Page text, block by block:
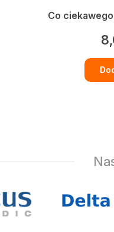
Co